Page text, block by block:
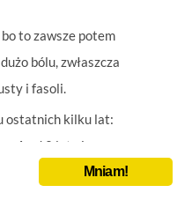
to zawsze potem
bólu, zwłaszcza
i fasoli.
ostatnich kilku lat:
A od 2 lat nie
(dlatego moiMniam!